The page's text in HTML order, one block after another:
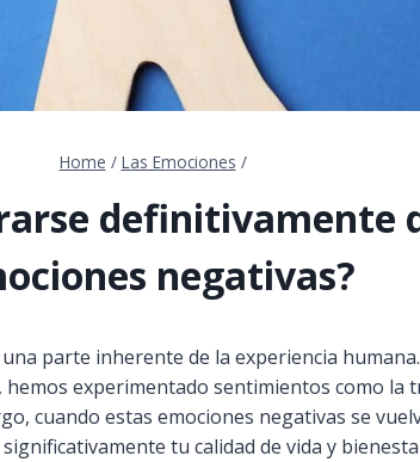
Home / Las Emociones /
definitivamente
negativas?
parte inherente de la experiencia
experimentado sentimientos como la
cuando estas emociones negativas se
tu calidad de vida y